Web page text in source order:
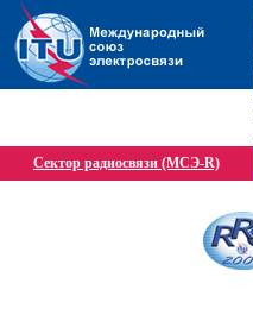
Сектор радиосвязи (МСЭ-R)